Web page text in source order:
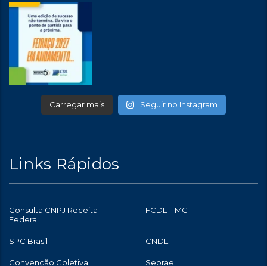
Carregar mais Seguir no Instagram
Links Rápidos
Consulta CNPJ Receita
Federal
FCDL – MG
SPC Brasil CNDL
Convenção Coletiva Sebrae